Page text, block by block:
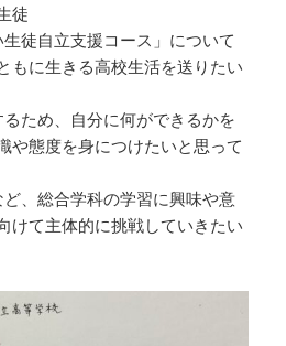
徒
徒自立支援コース」について
もに生きる高校生活を送りたい
ため、自分に何ができるかを
や態度を身につけたいと思って
、総合学科の学習に興味や意
けて主体的に挑戦していきたい